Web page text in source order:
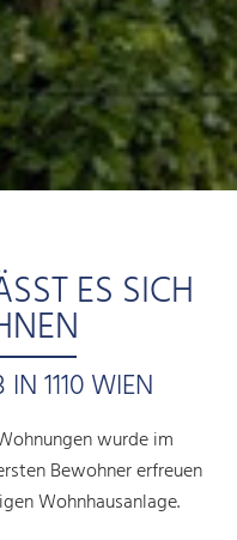
ES SICH
1110 WIEN
wurde im
Bewohner erfreuen
Wohnhausanlage.